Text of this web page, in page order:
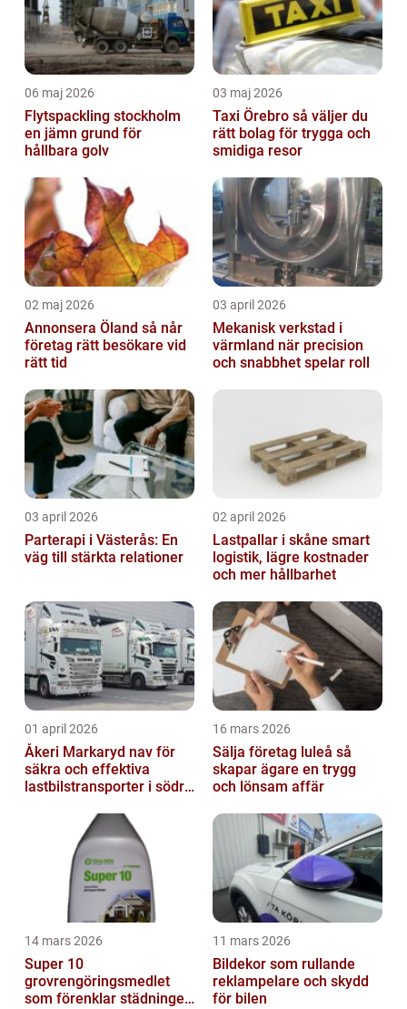
06 maj 2026
Flytspackling stockholm
en jämn grund för
hållbara golv
03 maj 2026
Taxi Örebro så väljer du
rätt bolag för trygga och
smidiga resor
02 maj 2026
Annonsera Öland så når
företag rätt besökare vid
rätt tid
03 april 2026
Mekanisk verkstad i
värmland när precision
och snabbhet spelar roll
03 april 2026
Parterapi i Västerås: En
väg till stärkta relationer
02 april 2026
Lastpallar i skåne smart
logistik, lägre kostnader
och mer hållbarhet
01 april 2026
Åkeri Markaryd nav för
säkra och effektiva
lastbilstransporter i södra
16 mars 2026
Sälja företag luleå så
skapar ägare en trygg
och lönsam affär
14 mars 2026
Super 10
grovrengöringsmedlet
som förenklar städningen
11 mars 2026
Bildekor som rullande
reklampelare och skydd
för bilen